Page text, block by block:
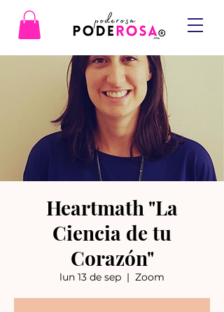
Heartmath "La
Ciencia de tu
Corazón"
lun 13 de sep
  |
Zoom